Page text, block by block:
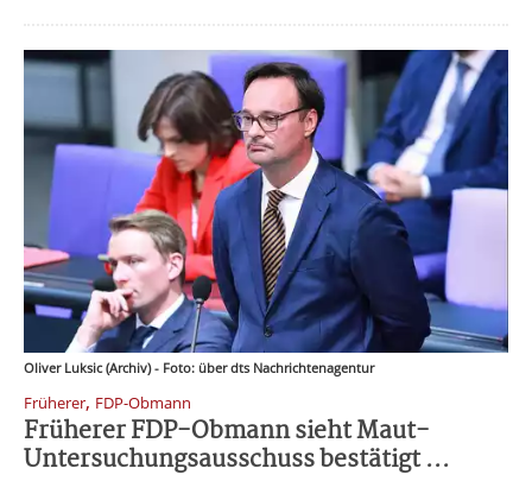
Oliver Luksic (Archiv) - Foto: über dts Nachrichtenagentur
Früherer, FDP-Obmann
Früherer FDP-Obmann sieht Maut-
Untersuchungsausschuss bestätigt ...